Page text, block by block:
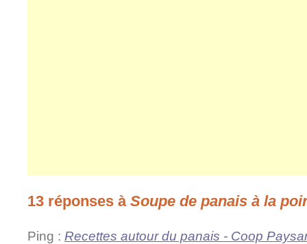
13 réponses à Soupe de panais à la
Ping : Recettes autour du panais - Coop